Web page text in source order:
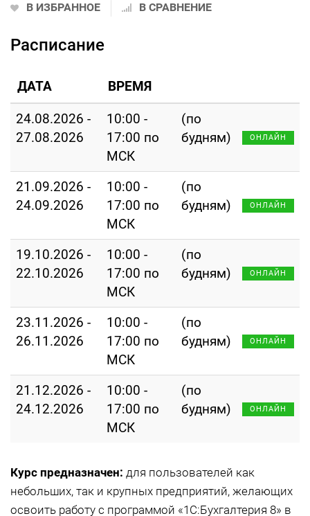
В ИЗБРАННОЕ В СРАВНЕНИЕ
Расписание
ДАТА ВРЕМЯ
24.08.2026 -
27.08.2026
10:00 -
17:00 по
МСК
(по
будням)
ОНЛАЙН
21.09.2026 -
24.09.2026
10:00 -
17:00 по
МСК
(по
будням)
ОНЛАЙН
19.10.2026 -
22.10.2026
10:00 -
17:00 по
МСК
(по
будням)
ОНЛАЙН
23.11.2026 -
26.11.2026
10:00 -
17:00 по
МСК
(по
будням)
ОНЛАЙН
21.12.2026 -
24.12.2026
10:00 -
17:00 по
МСК
(по
будням)
ОНЛАЙН
Курс предназначен: для пользователей как
небольших, так и крупных предприятий, желающих
освоить работу с программой «1С:Бухгалтерия 8» в